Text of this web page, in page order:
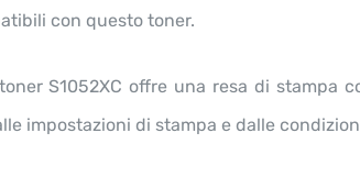
con questo toner.
S1052XC offre una resa di stampa
impostazioni di stampa e dalle